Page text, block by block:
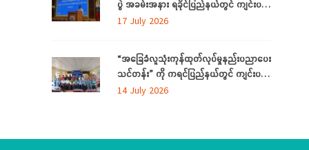
ပွဲ အခမ်းအနား ရခိုင်ပြည်နယ်တွင် ကျင်းပ
ပြုလုပ်
17 July 2026
“အခြေခံလူသုံးကုန်ထုတ်လုပ်မှုနည်းပညာပေး
သင်တန်း” ကို ကရင်ပြည်နယ်တွင် ကျင်းပ
ပြုလုပ်
14 July 2026